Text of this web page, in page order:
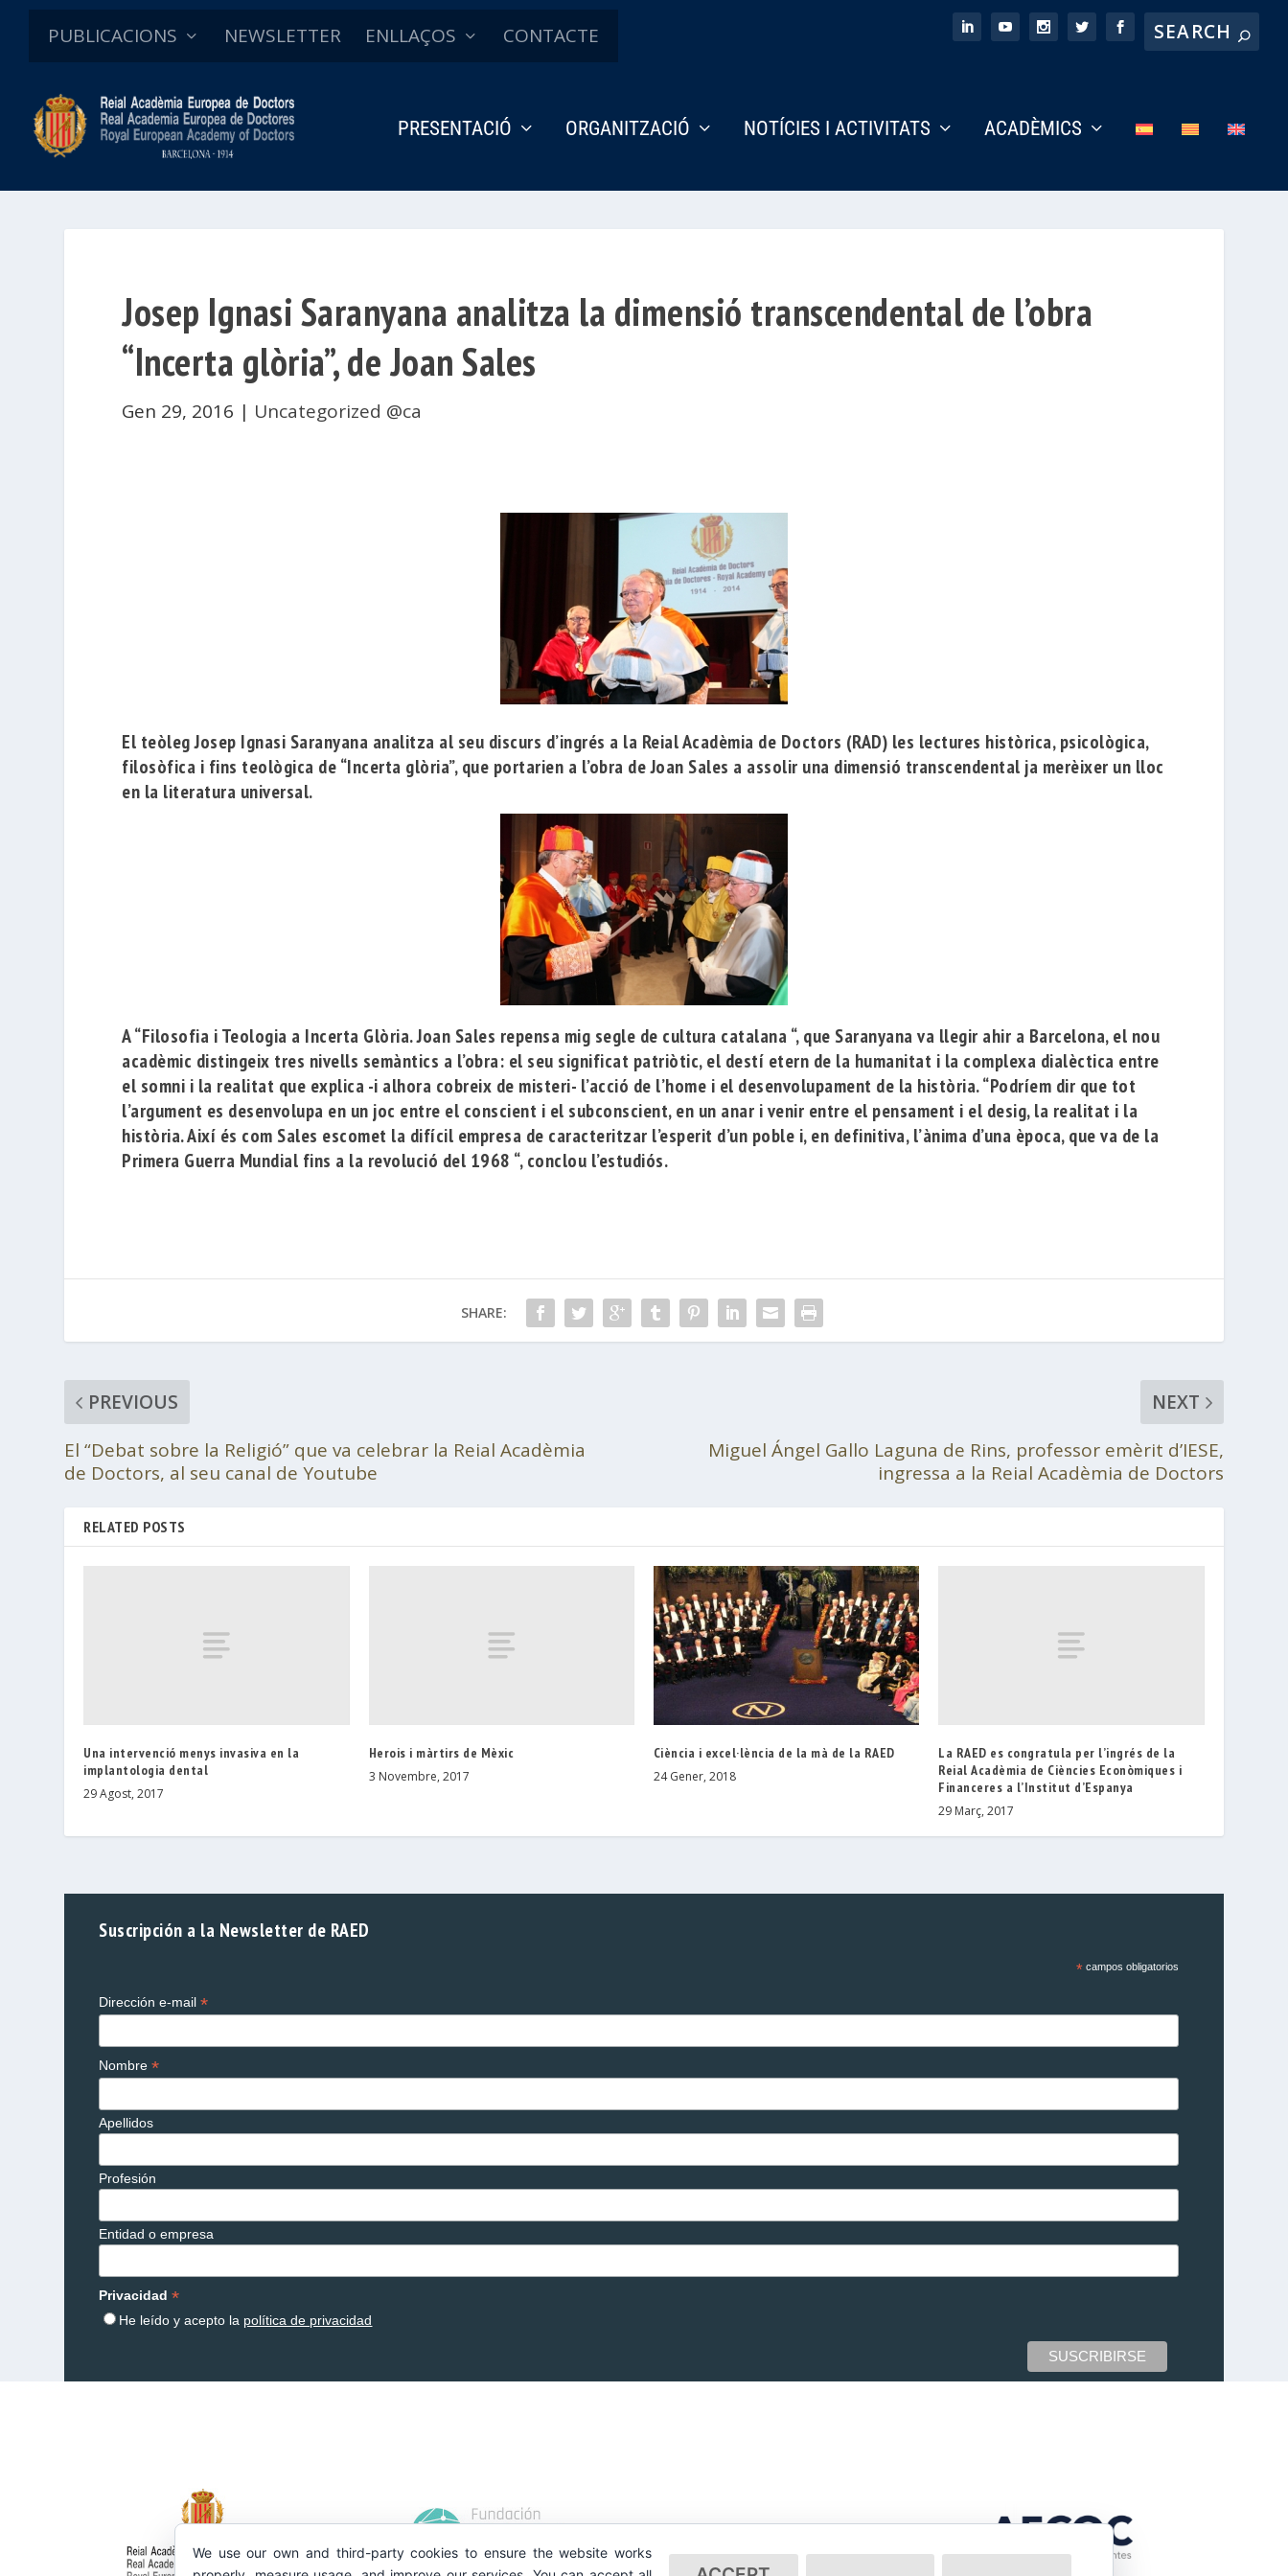
PUBLICACIONS NEWSLETTER ENLLAÇOS CONTACTE
PRESENTACIÓ ORGANITZACIÓ NOTÍCIES I ACTIVITATS ACADÈMICS
Josep Ignasi Saranyana analitza la dimensió transcendental de l’obra
“Incerta glòria”, de Joan Sales
Gen 29, 2016 | Uncategorized @ca
El teòlegJosep Ignasi Saranyana analitza al seu discurs d’ingrés a la Reial Acadèmia de Doctors (RAD) les lectures històrica, psicològica,
filosòfica i fins teològica de “Incerta glòria”, que portarien a l’obra de Joan Sales a assolir una dimensió transcendental ja merèixer un lloc
en la literatura universal.
A “Filosofia i Teologia a Incerta Glòria. Joan Sales repensa mig segle de cultura catalana “, que Saranyana va llegir ahir a Barcelona, ​​el nou
acadèmic distingeix tres nivells semàntics a l’obra: el seu significat patriòtic, el destí etern de la humanitat i la complexa dialèctica entre
el somni i la realitat que explica -i alhora cobreix de misteri- l’acció de l’home i el desenvolupament de la història. “Podríem dir que tot
l’argument es desenvolupa en un joc entre el conscient i el subconscient, en un anar i venir entre el pensament i el desig, la realitat i la
història. Així és com Sales escomet la difícil empresa de caracteritzar l’esperit d’un poble i, en definitiva, l’ànima d’una època, que va de la
Primera Guerra Mundial fins a la revolució del 1968 “, conclou l’estudiós.
SHARE:
PREVIOUS
El “Debat sobre la Religió” que va celebrar la Reial Acadèmia
de Doctors, al seu canal de Youtube
NEXT
Miguel Ángel Gallo Laguna de Rins, professor emèrit d’IESE,
ingressa a la Reial Acadèmia de Doctors
RELATED POSTS
Una intervenció menys invasiva en la
implantologia dental
29 Agost, 2017
Herois i màrtirs de Mèxic
3 Novembre, 2017
Ciència i excel·lència de la mà de la RAED
24 Gener, 2018
La RAED es congratula per l’ingrés de la
Reial Acadèmia de Ciències Econòmiques i
Financeres a l’Institut d’Espanya
29 Març, 2017
Suscripción a la Newsletter de RAED
*campos obligatorios
Dirección e-mail*
Nombre*
Apellidos
Profesión
Entidad o empresa
Privacidad*
He leído y acepto la política de privacidad
We use our own and third-party cookies to ensure the website works